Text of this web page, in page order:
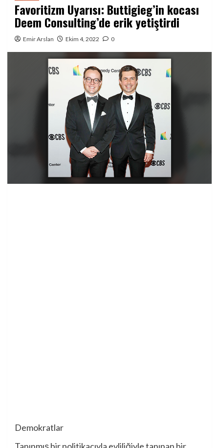
Favoritizm Uyarısı: Buttigieg’in kocası
Deem Consulting’de erik yetiştirdi
Emir Arslan Ekim 4, 2022 0
Demokratlar